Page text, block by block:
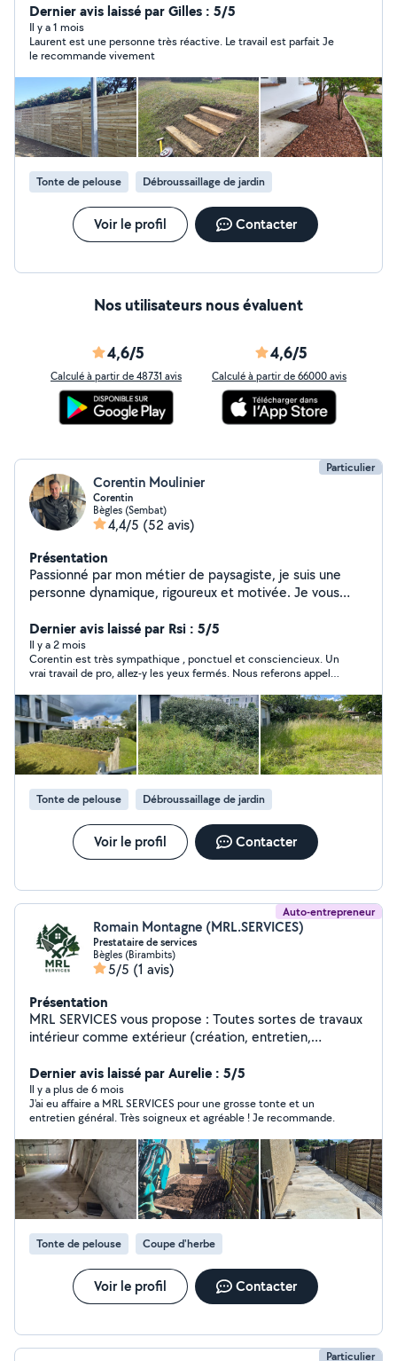
bois, possibilité de rangement
Dernier avis laissé par Gilles : 5/5
Il y a 1 mois
Laurent est une personne très réactive. Le travail est parfait Je
le recommande vivement
Tonte de pelouse Débroussaillage de jardin
Voir le profil Contacter
Nos utilisateurs nous évaluent
4,6/5
Calculé à partir de 48731 avis
4,6/5
Calculé à partir de 66000 avis
Particulier
Corentin Moulinier
Corentin
Bègles (Sembat)
4,4/5 (52 avis)
Présentation
Passionné par mon métier de paysagiste, je suis une
personne dynamique, rigoureux et motivée. Je vous
tels que la tonte de pelouse, la taille de haies, l'élagage,
la remise en état et l'entretien de votre jardin. Je réalise
également l'évacuation des déchets verts, la création
de massifs, ainsi que le nettoyage haute pression de
terrasses, murs, etc. Je suis à votre service pour aider
toute personne dans le besoin. N'hésitez pas à me
contacter pour toute autre demande. Corentin
Dernier avis laissé par Rsi : 5/5
Il y a 2 mois
Corentin est très sympathique , ponctuel et consciencieux. Un
vrai travail de pro, allez-y les yeux fermés. Nous referons appel à
Tonte de pelouse Débroussaillage de jardin
Voir le profil Contacter
Auto-entrepreneur
Romain Montagne (MRL.SERVICES)
Prestataire de services
Bègles (Birambits)
5/5 (1 avis)
Présentation
MRL SERVICES vous propose : Toutes sortes de travaux
intérieur comme extérieur (création, entretien,
débroussaillage, tailles de vos haies, taille, élagage ou
abatage d'arbres petits ou moyens, terrasse bois ou
béton ) Nettoyage et entretien de vos terrasses,
façades, toitures . Montage et installation de tout types
de meubles . Devis gratuit par mail ou téléphone .
Dernier avis laissé par Aurelie : 5/5
Il y a plus de 6 mois
J'ai eu affaire a MRL SERVICES pour une grosse tonte et un
entretien général. Très soigneux et agréable ! Je recommande.
Tonte de pelouse Coupe d'herbe
Voir le profil Contacter
Particulier